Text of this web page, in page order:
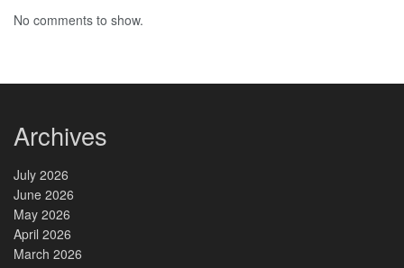
No comments to show.
Archives
July 2026
June 2026
May 2026
April 2026
March 2026